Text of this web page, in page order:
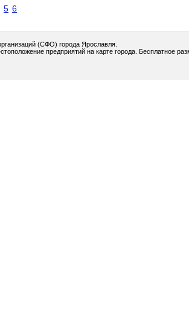
5 6
(СФО) города Ярославля.
предприятий на карте города. Бесплатное